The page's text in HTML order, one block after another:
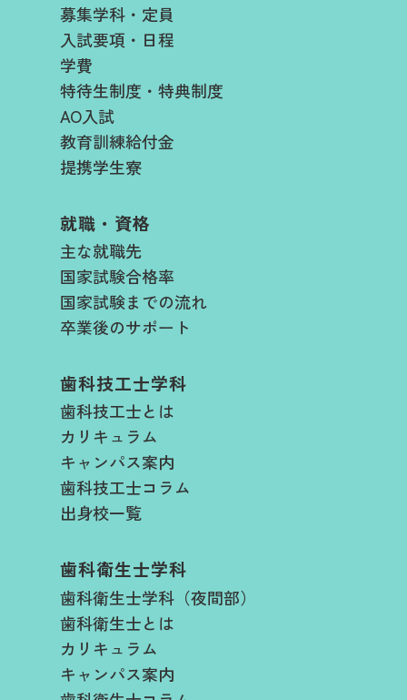
募集学科・定員
入試要項・日程​
学費​
特待生制度・特典制度
AO入試
教育訓練給付金
提携学生寮
就職・資格
主な就職先
国家試験合格率
国家試験までの流れ
卒業後のサポート
歯科技工士学科
歯科技工士とは
カリキュラム
キャンパス案内
歯科技工士コラム
出身校一覧
歯科衛生士学科
歯科衛生士学科（夜間部）
歯科衛生士とは
カリキュラム
キャンパス案内